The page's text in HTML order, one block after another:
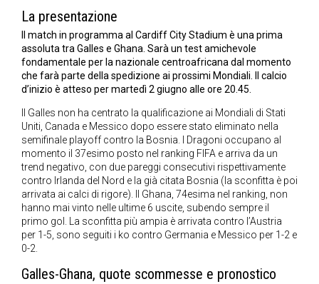
La presentazione
Il match in programma al Cardiff City Stadium è una prima
assoluta tra Galles e Ghana. Sarà un test amichevole
fondamentale per la nazionale centroafricana dal momento
che farà parte della spedizione ai prossimi Mondiali. Il calcio
d’inizio è atteso per martedì 2 giugno alle ore 20.45.
Il Galles non ha centrato la qualificazione ai Mondiali di Stati
Uniti, Canada e Messico dopo essere stato eliminato nella
semifinale playoff contro la Bosnia. I Dragoni occupano al
momento il 37esimo posto nel ranking FIFA e arriva da un
trend negativo, con due pareggi consecutivi rispettivamente
contro Irlanda del Nord e la già citata Bosnia (la sconfitta è poi
arrivata ai calci di rigore). Il Ghana, 74esima nel ranking, non
hanno mai vinto nelle ultime 6 uscite, subendo sempre il
primo gol. La sconfitta più ampia è arrivata contro l’Austria
per 1-5, sono seguiti i ko contro Germania e Messico per 1-2 e
0-2.
Galles-Ghana, quote scommesse e pronostico